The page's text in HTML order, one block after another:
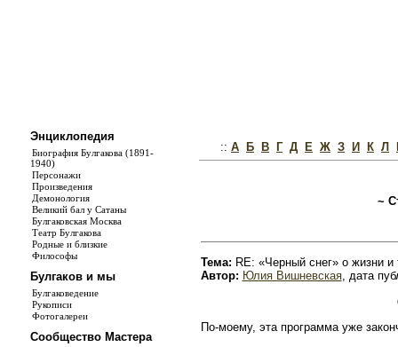
Энциклопедия
Биография Булгакова (1891-
1940)
Персонажи
Произведения
Демонология
Великий бал у Сатаны
Булгаковская Москва
Театр Булгакова
Родные и близкие
Философы
Булгаков и мы
Булгаковедение
Рукописи
Фотогалереи
Сообщество Мастера
:: А Б В Г Д Е Ж З И К Л
~
Тема: RE: «Черный снег» о жизни
Автор: Юлия Вишневская, дата
По-моему, эта программа уже